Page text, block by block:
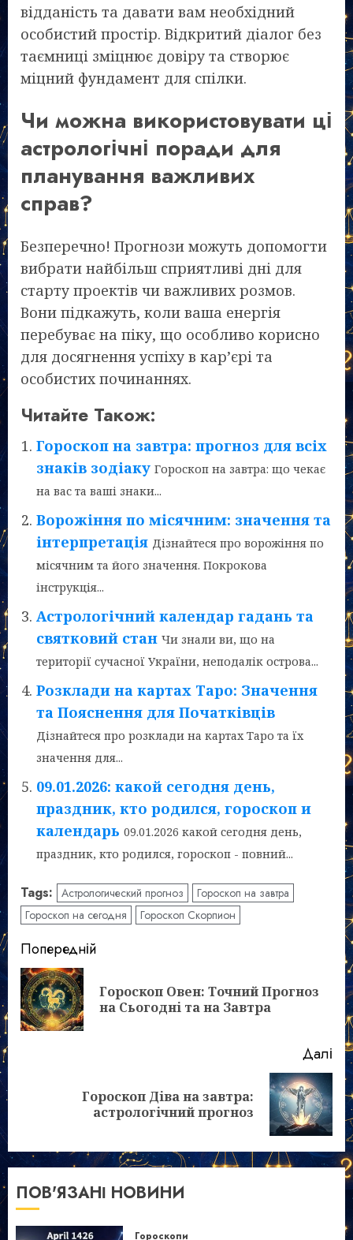
відданість та давати вам необхідний
особистий простір. Відкритий діалог без
таємниці зміцнює довіру та створює
міцний фундамент для спілки.
Чи можна використовувати ці
астрологічні поради для
планування важливих
справ?
Безперечно! Прогнози можуть допомогти
вибрати найбільш сприятливі дні для
старту проектів чи важливих розмов.
Вони підкажуть, коли ваша енергія
перебуває на піку, що особливо корисно
для досягнення успіху в кар’єрі та
особистих починаннях.
Читайте Також:
Гороскоп на завтра: прогноз для всіх
знаків зодіаку Гороскоп на завтра: що чекає
на вас та ваші знаки...
Ворожіння по місячним: значення та
інтерпретація Дізнайтеся про ворожіння по
місячним та його значення. Покрокова
інструкція...
Астрологічний календар гадань та
святковий стан Чи знали ви, що на
території сучасної України, неподалік острова...
Розклади на картах Таро: Значення
та Пояснення для Початківців
Дізнайтеся про розклади на картах Таро та їх
значення для...
09.01.2026: какой сегодня день,
праздник, кто родился, гороскоп и
календарь 09.01.2026 какой сегодня день,
праздник, кто родился, гороскоп - повний...
Tags: Астрологический прогноз
Гороскоп на завтра
Гороскоп на сегодня
Гороскоп Скорпион
Post
navigation
Попередній
Гороскоп Овен: Точний Прогноз
на Сьогодні та на Завтра
Далі
НаступнийГороскоп Діва на завтра:
астрологічний прогноз
ПОВ'ЯЗАНІ НОВИНИ
Гороскопи